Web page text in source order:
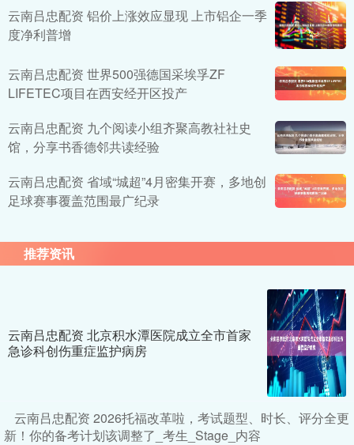
云南吕忠配资 铝价上涨效应显现 上市铝企一季
度净利普增
云南吕忠配资 世界500强德国采埃孚ZF
LIFETEC项目在西安经开区投产
云南吕忠配资 九个阅读小组齐聚高教社社史
馆，分享书香德邻共读经验
云南吕忠配资 省域“城超”4月密集开赛，多地创
足球赛事覆盖范围最广纪录
推荐资讯
云南吕忠配资 北京积水潭医院成立全市首家
急诊科创伤重症监护病房
云南吕忠配资 2026托福改革啦，考试题型、时长、评分全更
新！你的备考计划该调整了_考生_Stage_内容